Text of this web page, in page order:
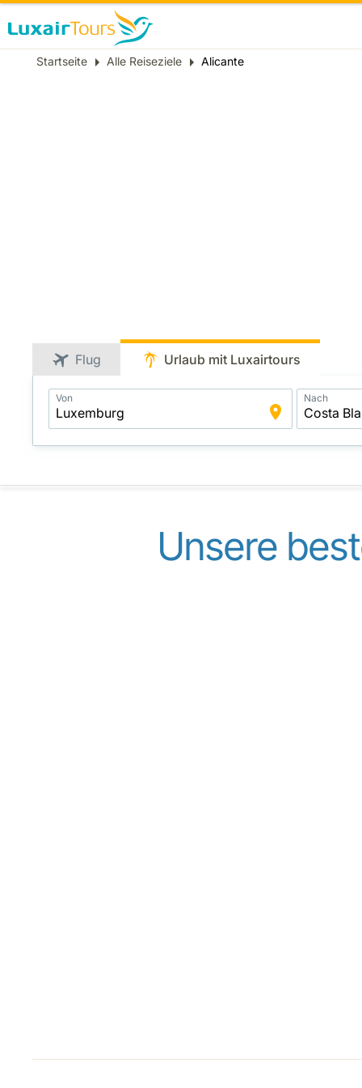
Breadcrumb
Startseite Alle Reiseziele Alicante
Flug Urlaub mit Luxairtours
Application
Intelligent
Package
Search
Von Nach
Unsere